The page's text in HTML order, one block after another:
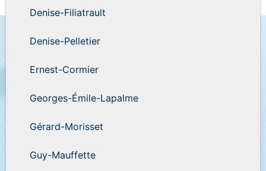
Denise-Filiatrault
Denise-Pelletier
Ernest-Cormier
Georges-Émile-Lapalme
Gérard-Morisset
Guy-Mauffette